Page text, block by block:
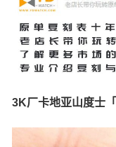
3K厂卡地亚山度士